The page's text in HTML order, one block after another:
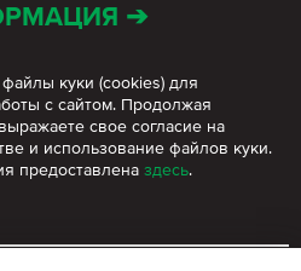
➔
куки (cookies) для
с сайтом. Продолжая
свое согласие на
и использование файлов куки.
предоставлена здесь.